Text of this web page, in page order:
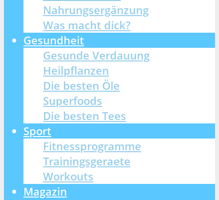
Nahrungsergänzung
Was macht dick?
Gesundheit
Gesunde Verdauung
Heilpflanzen
Die besten Öle
Superfoods
Die besten Tees
Sport
Fitnessprogramme
Trainingsgeraete
Workouts
Magazin